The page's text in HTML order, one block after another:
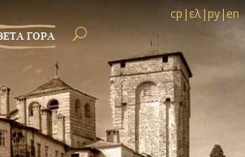
ГОРА
ср |ελ|ру|en